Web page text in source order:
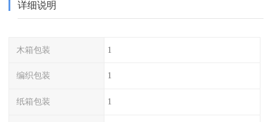
详细说明
木箱包装 1
编织包装 1
纸箱包装 1